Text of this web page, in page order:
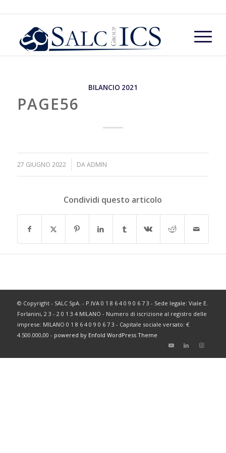
BILANCIO 2021
PAGE56
27 GIUGNO 2022 DAADMIN
Condividi questo articolo
© Copyright - SALC SpA. - P.IVA 0 1 8 6 4 0 9 0 6 7 3 - Sede legale: Viale E.
Forlanini, 2 3 - 2 0 1 3 4 MILANO - Numero di iscrizione al registro delle
imprese: MILANO 0 1 8 6 4 0 9 0 6 7 3 - Capitale sociale versato: €
4.500.000,00 - powered by Enfold WordPress Theme